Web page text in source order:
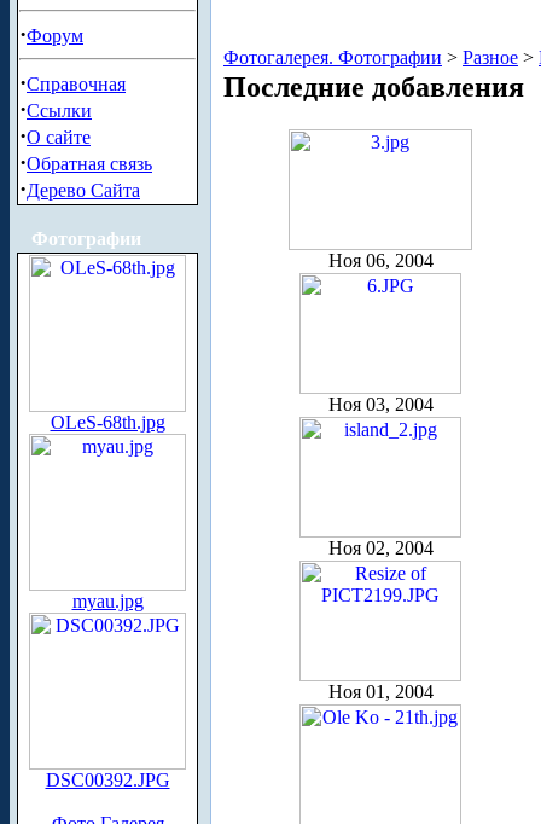
·Форум
·Справочная
·Ссылки
·О сайте
·Обратная связь
·Дерево Сайта
Фотографии
OLeS-68th.jpg
myau.jpg
DSC00392.JPG
Фотогалерея. Фотографии > Разное >
Последние добавления
Ноя 06, 2004
Ноя 03, 2004
Ноя 02, 2004
Ноя 01, 2004